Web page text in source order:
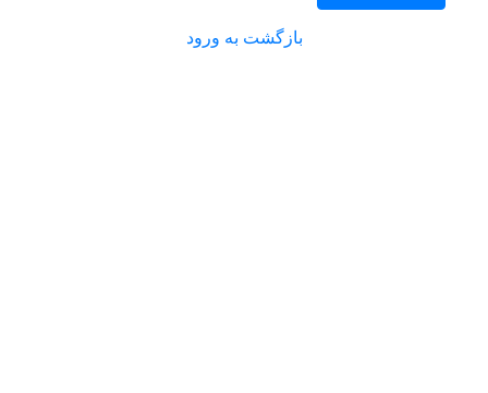
بازگشت به ورود